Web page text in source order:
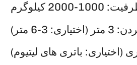
1000-2000 کیلوگرم
3-6 متر)
(اختیاری: باتری های لیتیوم)